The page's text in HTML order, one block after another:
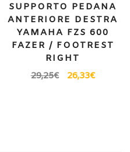
SUPPORTO PEDANA
ANTERIORE DESTRA
YAMAHA FZS 600
FAZER / FOOTREST
RIGHT
29,25€ 26,33€